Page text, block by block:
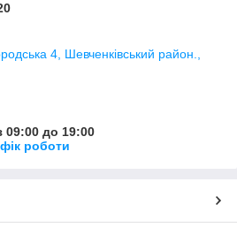
4, Шевченківський район.,
09:00 до 19:00
роботи